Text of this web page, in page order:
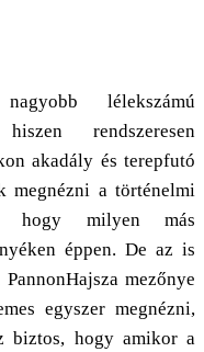
lélekszámú
rendszeresen
akadály és terepfutó
megnézni a történelmi
hogy milyen más
éppen. De az is
mezőnye
egyszer megnézni,
biztos, hogy amikor a